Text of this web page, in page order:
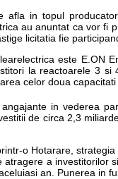
afla in topul
au anuntat ca vor
licitatia fie
este E.ON
la reactoarele 3
celor doua
in vederea
de circa 2,3
o Hotarare,
a investitorilor
an. Punerea in